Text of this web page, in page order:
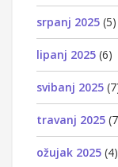
srpanj 2025 (5)
lipanj 2025 (6)
svibanj 2025
travanj 2025
ožujak 2025 (4)